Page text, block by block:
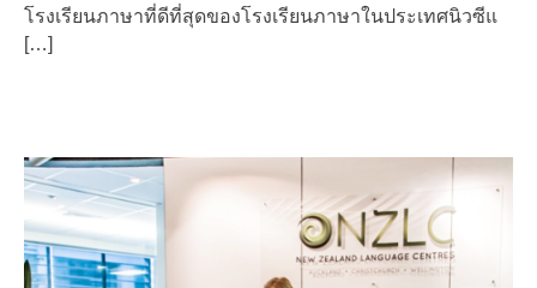
โรงเรียนภาษาที่ดีที่สุดของโรงเรียนภาษาในประเทศนิวซีแ
[…]